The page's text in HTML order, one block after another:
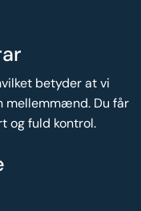
betyder at vi
mellemmænd. Du får
og fuld kontrol.